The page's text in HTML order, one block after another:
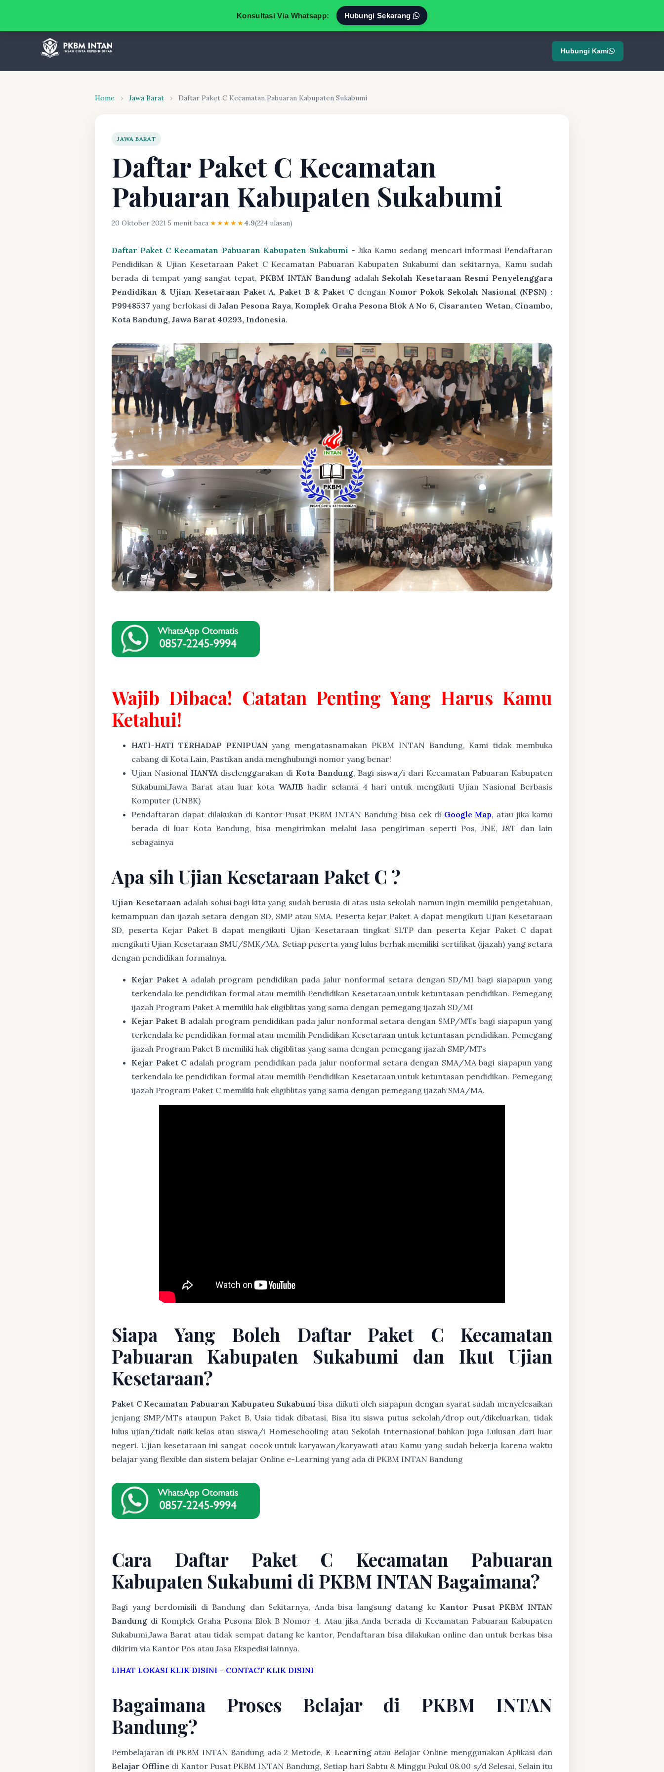
Konsultasi Via Whatsapp: Hubungi Sekarang
Hubungi Kami
Home › Jawa Barat › Daftar Paket C Kecamatan Pabuaran Kabupaten Sukabumi
JAWA BARAT
Daftar Paket C Kecamatan
Pabuaran Kabupaten Sukabumi
20 Oktober 2021·5 menit baca·★★★★★4.9(224 ulasan)
Daftar Paket C Kecamatan Pabuaran Kabupaten Sukabumi - Jika Kamu sedang mencari informasi Pendaftaran
Pendidikan & Ujian Kesetaraan Paket C Kecamatan Pabuaran Kabupaten Sukabumi dan sekitarnya, Kamu sudah
berada di tempat yang sangat tepat, PKBM INTAN Bandung adalah Sekolah Kesetaraan Resmi Penyelenggara
Pendidikan & Ujian Kesetaraan Paket A, Paket B & Paket Cdengan Nomor Pokok Sekolah Nasional (NPSN) :
P9948537 yang berlokasi di Jalan Pesona Raya, Komplek Graha Pesona Blok A No 6, Cisaranten Wetan, Cinambo,
Kota Bandung, Jawa Barat 40293, Indonesia.
Wajib Dibaca! Catatan Penting Yang Harus Kamu
Ketahui!
HATI-HATI TERHADAP PENIPUANyang mengatasnamakan PKBM INTAN Bandung, Kami tidak membuka
cabang di Kota Lain, Pastikan anda menghubungi nomor yang benar!
Ujian Nasional HANYA diselenggarakan di Kota Bandung, Bagi siswa/i dari Kecamatan Pabuaran Kabupaten
Sukabumi,Jawa Barat atau luar kota WAJIB hadir selama 4 hari untuk mengikuti Ujian Nasional Berbasis
Komputer (UNBK)
Pendaftaran dapat dilakukan di Kantor Pusat PKBM INTAN Bandung bisa cek di Google Map, atau jika kamu
berada di luar Kota Bandung, bisa mengirimkan melalui Jasa pengiriman seperti Pos, JNE, J&T dan lain
sebagainya
Apa sih Ujian Kesetaraan Paket C ?
Ujian Kesetaraan adalah solusi bagi kita yang sudah berusia di atas usia sekolah namun ingin memiliki pengetahuan,
kemampuan dan ijazah setara dengan SD, SMP atau SMA. Peserta kejar Paket A dapat mengikuti Ujian Kesetaraan
SD, peserta Kejar Paket B dapat mengikuti Ujian Kesetaraan tingkat SLTP dan peserta Kejar Paket C dapat
mengikuti Ujian Kesetaraan SMU/SMK/MA. Setiap peserta yang lulus berhak memiliki sertifikat (ijazah) yang setara
dengan pendidikan formalnya.
Kejar Paket A adalah program pendidikan pada jalur nonformal setara dengan SD/MI bagi siapapun yang
terkendala ke pendidikan formal atau memilih Pendidikan Kesetaraan untuk ketuntasan pendidikan. Pemegang
ijazah Program Paket A memiliki hak eligiblitas yang sama dengan pemegang ijazah SD/MI
Kejar Paket B adalah program pendidikan pada jalur nonformal setara dengan SMP/MTs bagi siapapun yang
terkendala ke pendidikan formal atau memilih Pendidikan Kesetaraan untuk ketuntasan pendidikan. Pemegang
ijazah Program Paket B memiliki hak eligiblitas yang sama dengan pemegang ijazah SMP/MTs
Kejar Paket C adalah program pendidikan pada jalur nonformal setara dengan SMA/MA bagi siapapun yang
terkendala ke pendidikan formal atau memilih Pendidikan Kesetaraan untuk ketuntasan pendidikan. Pemegang
ijazah Program Paket C memiliki hak eligiblitas yang sama dengan pemegang ijazah SMA/MA.
Siapa Yang Boleh Daftar Paket C Kecamatan
Pabuaran Kabupaten Sukabumi dan Ikut Ujian
Kesetaraan?
Paket C Kecamatan Pabuaran Kabupaten Sukabumi bisa diikuti oleh siapapun dengan syarat sudah menyelesaikan
jenjang SMP/MTs ataupun Paket B, Usia tidak dibatasi, Bisa itu siswa putus sekolah/drop out/dikeluarkan, tidak
lulus ujian/tidak naik kelas atau siswa/i Homeschooling atau Sekolah Internasional bahkan juga Lulusan dari luar
negeri. Ujian kesetaraan ini sangat cocok untuk karyawan/karyawati atau Kamu yang sudah bekerja karena waktu
belajar yang flexible dan sistem belajar Online e-Learning yang ada di PKBM INTAN Bandung
Cara Daftar Paket C Kecamatan Pabuaran
Kabupaten Sukabumi di PKBM INTAN Bagaimana?
Bagi yang berdomisili di Bandung dan Sekitarnya, Anda bisa langsung datang ke Kantor Pusat PKBM INTAN
Bandung di Komplek Graha Pesona Blok B Nomor 4. Atau jika Anda berada di Kecamatan Pabuaran Kabupaten
Sukabumi,Jawa Barat atau tidak sempat datang ke kantor, Pendaftaran bisa dilakukan online dan untuk berkas bisa
dikirim via Kantor Pos atau Jasa Ekspedisi lainnya.
LIHAT LOKASI KLIK DISINI – CONTACT KLIK DISINI
Bagaimana Proses Belajar di PKBM INTAN
Bandung?
Pembelajaran di PKBM INTAN Bandung ada 2 Metode, E-Learningatau Belajar Online menggunakan Aplikasi dan
Belajar Offline di Kantor Pusat PKBM INTAN Bandung, Setiap hari Sabtu & Minggu Pukul 08.00 s/d Selesai, Selain itu